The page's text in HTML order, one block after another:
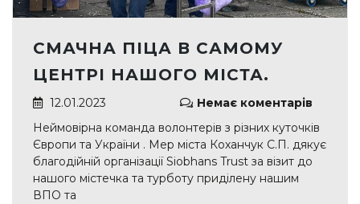
СМАЧНА ПІЦА В САМОМУ
ЦЕНТРІ НАШОГО МІСТА.
12.01.2023
Немає коментарів
Неймовірна команда волонтерів з різних куточків
Європи та України . Мер міста Коханчук С.П. дякує
благодійній організації Siobhans Trust за візит до
нашого містечка та турботу приділену нашим
ВПО та